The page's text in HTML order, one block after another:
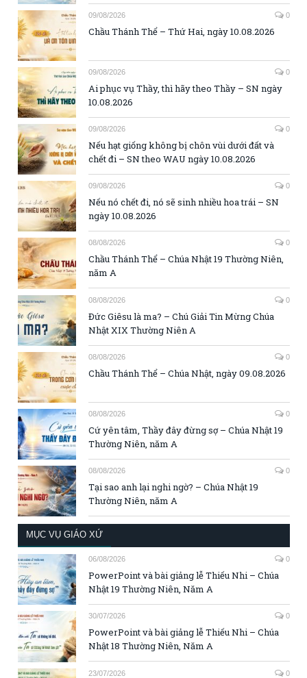
09/08/2026 0
Chầu Thánh Thể – Thứ Hai, ngày 10.08.2026
09/08/2026 0
Ai phục vụ Thầy, thì hãy theo Thầy – SN ngày
10.08.2026
09/08/2026 0
Nếu hạt giống không bị chôn vùi dưới đất và
chết đi – SN theo WAU ngày 10.08.2026
09/08/2026 0
Nếu nó chết đi, nó sẽ sinh nhiều hoa trái – SN
ngày 10.08.2026
08/08/2026 0
Chầu Thánh Thể – Chúa Nhật 19 Thường Niên,
năm A
08/08/2026 0
Đức Giêsu là ma? – Chú Giải Tin Mừng Chúa
Nhật XIX Thường Niên A
08/08/2026 0
Chầu Thánh Thể – Chúa Nhật, ngày 09.08.2026
08/08/2026 0
Cứ yên tâm, Thầy đây đừng sợ – Chúa Nhật 19
Thường Niên, năm A
08/08/2026 0
Tại sao anh lại nghi ngờ? – Chúa Nhật 19
Thường Niên, năm A
MỤC VỤ GIÁO XỨ
06/08/2026 0
PowerPoint và bài giảng lễ Thiếu Nhi – Chúa
Nhật 19 Thường Niên, Năm A
30/07/2026 0
PowerPoint và bài giảng lễ Thiếu Nhi – Chúa
Nhật 18 Thường Niên, Năm A
23/07/2026 0